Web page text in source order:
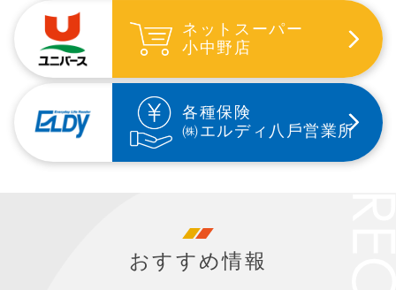
ネットスーパー
小中野店
各種保険
㈱エルディ⼋⼾営業所
おすすめ情報